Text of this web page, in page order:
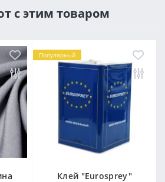
с этим товаром
Популярный
Клей "Eurosprey"